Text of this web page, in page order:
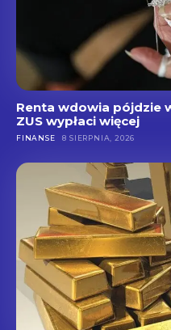
Renta wdowia pójdzie
ZUS wypłaci więcej
FINANSE 8 SIERPNIA, 2026